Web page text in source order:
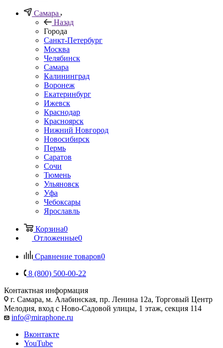
Самара
Назад
Города
Санкт-Петербург
Москва
Челябинск
Самара
Калининград
Воронеж
Екатеринбург
Ижевск
Краснодар
Красноярск
Нижний Новгород
Новосибирск
Пермь
Саратов
Сочи
Тюмень
Ульяновск
Уфа
Чебоксары
Ярославль
Корзина0
Отложенные0
Сравнение товаров0
8 (800) 500-00-22
Контактная информация
г. Самара, м. Алабинская, пр. Ленина 12а, Торговый Центр
Мелодия, вход с Ново-Садовой улицы, 1 этаж, секция 114
info@miraphone.ru
Вконтакте
YouTube